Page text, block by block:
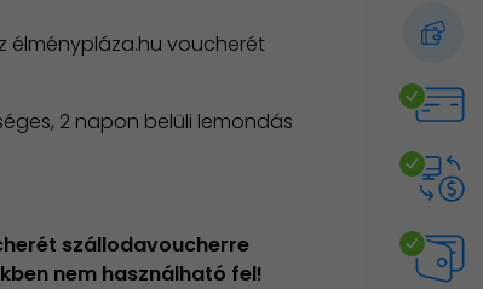
élménypláza.hu voucherét
2 napon belüli lemondás
szállodavoucherre
nem használható fel!